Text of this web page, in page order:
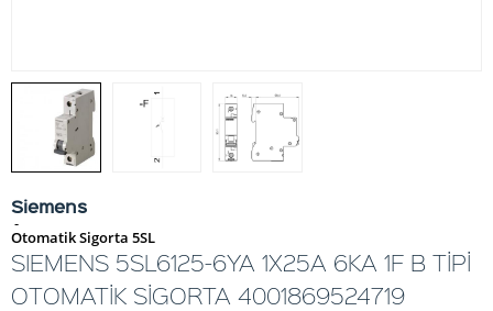
Siemens
-
Otomatik Sigorta 5SL
SIEMENS 5SL6125-6YA 1X25A 6KA 1F B TİPİ
OTOMATİK SİGORTA 4001869524719